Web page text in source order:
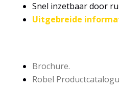
Snel inzetbaar door
Uitgebreide
Brochure.
Robel